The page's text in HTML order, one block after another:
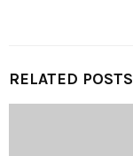
RELATED POSTS